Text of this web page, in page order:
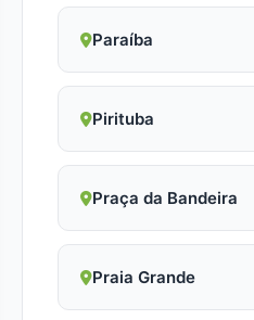
Paraíba
Pirituba
Praça da Bandeira
Praia Grande